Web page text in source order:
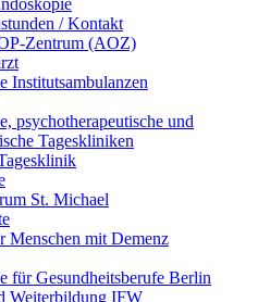
/ Kontakt
Zentrum (AOZ)
Institutsambulanzen
psychotherapeutische und
Tageskliniken
St. Michael
Menschen mit Demenz
für Gesundheitsberufe Berlin
Weiterbildung IFW